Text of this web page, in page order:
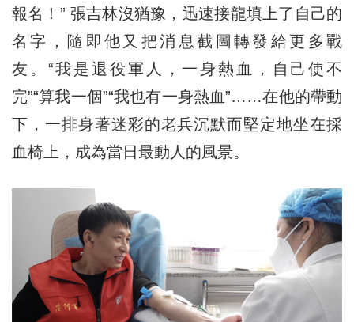
報名！” 張吉林沒猶豫，迅速接龍填上了自己的
名字，隨即他又把消息截圖轉發給更多戰
友。“我是退役軍人，一身熱血，自己使不
完”“算我一個”“我也有一身熱血”……在他的帶動
下，一排身著迷彩的老兵沉默而堅定地坐在採
血椅上，成為當日最動人的風景。